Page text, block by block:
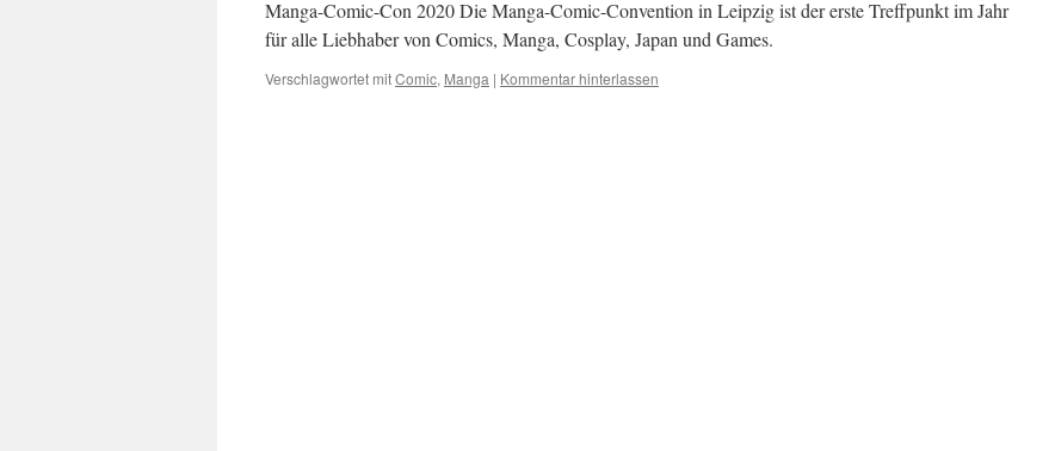
Manga-Comic-Con 2020 Die Manga-Comic-Convention in Leipzig ist der erste Treffpunkt im Jahr
für alle Liebhaber von Comics, Manga, Cosplay, Japan und Games.
Verschlagwortet mitComic, Manga | Kommentar hinterlassen